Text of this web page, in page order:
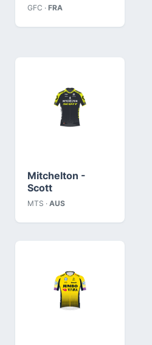
GFC · FRA
Mitchelton -
Scott
MTS · AUS